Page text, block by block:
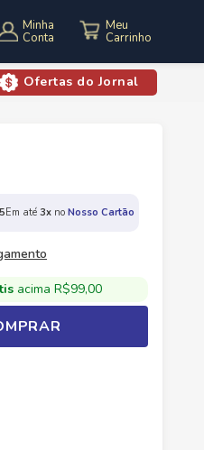
Minha
Conta
Ofertas do Jornal
Em até 3x no Nosso Cartão
acima R$99,00